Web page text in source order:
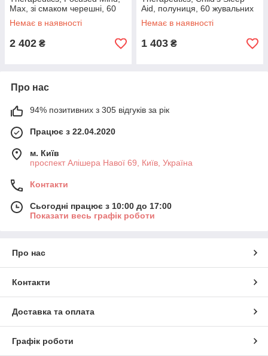
Max, зі смаком черешні, 60
жувальних фруктів
Немає в наявності
2 402 ₴
Aid, полуниця, 60 жувальних
фруктів, 9,3 унції оригінал
Немає в наявності
1 403 ₴
Про нас
94% позитивних з 305 відгуків за рік
Працює з 22.04.2020
м. Київ
проспект Алішера Навої 69, Київ, Україна
Контакти
Сьогодні працює з 10:00 до 17:00
Показати весь графік роботи
Про нас
Контакти
Доставка та оплата
Графік роботи